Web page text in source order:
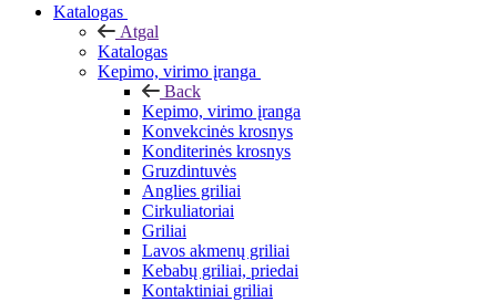
Katalogas
Atgal
Katalogas
Kepimo, virimo įranga
Back
Kepimo, virimo įranga
Konvekcinės krosnys
Konditerinės krosnys
Gruzdintuvės
Anglies griliai
Cirkuliatoriai
Griliai
Lavos akmenų griliai
Kebabų griliai, priedai
Kontaktiniai griliai